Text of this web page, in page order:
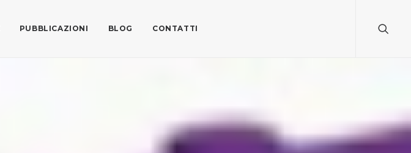
PUBBLICAZIONI BLOG CONTATTI